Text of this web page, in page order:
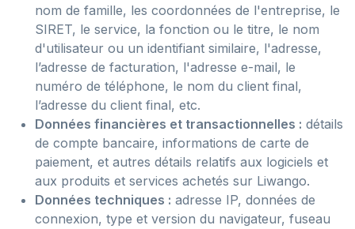
nom de famille, les coordonnées de l'entreprise, le
SIRET, le service, la fonction ou le titre, le nom
d'utilisateur ou un identifiant similaire, l'adresse,
l’adresse de facturation, l'adresse e-mail, le
numéro de téléphone, le nom du client final,
l’adresse du client final, etc.
Données financières et transactionnelles : détails
de compte bancaire, informations de carte de
paiement, et autres détails relatifs aux logiciels et
aux produits et services achetés sur Liwango.
Données techniques : adresse IP, données de
connexion, type et version du navigateur, fuseau